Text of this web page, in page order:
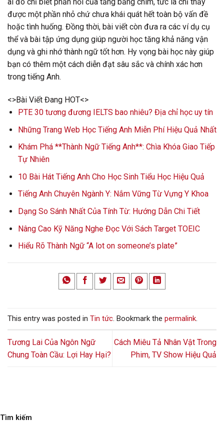
được một phần nhỏ chứ chưa khái quát hết toàn bộ vấn đề
hoặc tình huống. Đồng thời, bài viết còn đưa ra các ví dụ cụ
thể và bài tập ứng dụng giúp người học tăng khả năng vận
dụng và ghi nhớ thành ngữ tốt hơn. Hy vọng bài học này giúp
bạn có thêm một cách diễn đạt sâu sắc và chính xác hơn
trong tiếng Anh.
<>Bài Viết Đang HOT<>
PTE 30 tương đương IELTS bao nhiêu? Địa chỉ học uy tín
Những Trang Web Học Tiếng Anh Miễn Phí Hiệu Quả Nhất
Khám Phá **Thành Ngữ Tiếng Anh**: Chìa Khóa Giao Tiếp
Tự Nhiên
10 Bài Hát Tiếng Anh Cho Học Sinh Tiểu Học Hiệu Quả
Tiếng Anh Chuyên Ngành Y: Nắm Vững Từ Vựng Y Khoa
Dạng So Sánh Nhất Của Tính Từ: Hướng Dẫn Chi Tiết
Nâng Cao Kỹ Năng Nghe Đọc Với Sách Target TOEIC
Hiểu Rõ Thành Ngữ “A lot on someone’s plate”
This entry was posted in Tin tức. Bookmark the permalink.
Tương Lai Của Ngôn Ngữ
Chung Toàn Cầu: Lợi Hay Hại?
Cách Miêu Tả Nhân Vật Trong
Phim, TV Show Hiệu Quả
Tìm kiếm